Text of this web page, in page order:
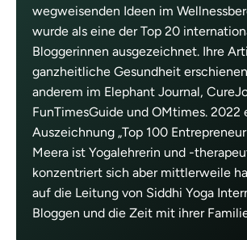
wegweisenden Ideen im
wurde als eine der Top 20
Bloggerinnen ausgezeichnet. Ihre
ganzheitliche Gesundheit
anderem im Elephant Journal,
FunTimesGuide und OMtimes. 2022
Auszeichnung „Top 100
Meera ist Yogalehrerin und -
konzentriert sich aber mittlerweile
auf die Leitung von Siddhi Yoga
Bloggen und die Zeit mit ihrer